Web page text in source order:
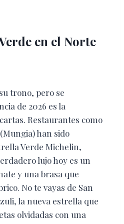
en el Norte
trono, pero se
de 2026 es la
Restaurantes como
han sido
Verde Michelin,
lujo hoy es un
y una brasa que
No te vayas de San
la nueva estrella que
olvidadas con una